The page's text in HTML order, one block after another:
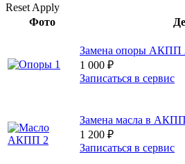
Reset Apply
Фото
Замена опоры АКПП
1 000 ₽
Записаться в сервис
Замена масла в
1 200 ₽
Записаться в сервис